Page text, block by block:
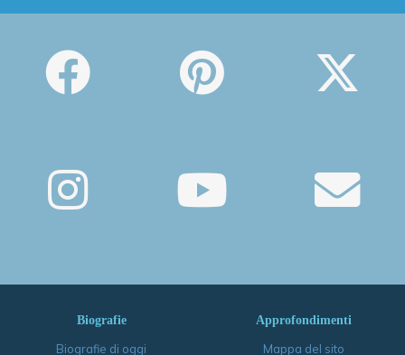
Biografie
Biografie di oggi
Approfondimenti
Mappa del sito